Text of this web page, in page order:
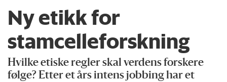
Ny etikk for
stamcelleforskning
Hvilke etiske regler skal verdens forskere
følge? Etter et års intens jobbing har et